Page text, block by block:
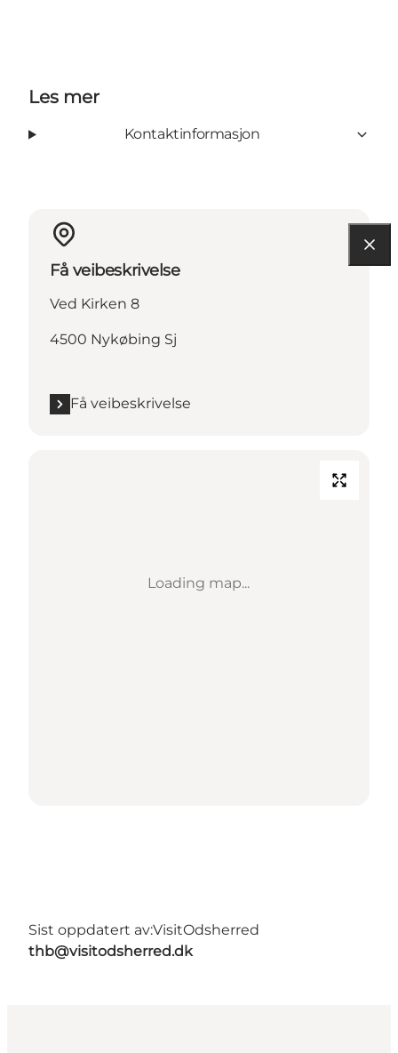
Les mer
Kontaktinformasjon
Få veibeskrivelse
Ved Kirken 8
4500 Nykøbing Sj
Få veibeskrivelse
Loading map...
Sist oppdatert av:VisitOdsherred
thb@visitodsherred.dk